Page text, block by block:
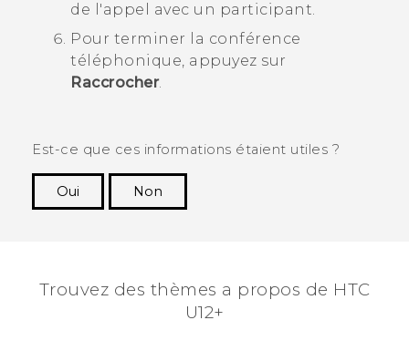
de l'appel avec un participant.
Pour terminer la conférence
téléphonique, appuyez sur
Raccrocher.
Est-ce que ces informations étaient utiles ?
Oui
Non
Trouvez des thèmes a propos de HTC
U12+